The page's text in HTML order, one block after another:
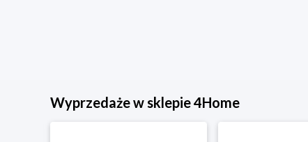
Wyprzedaże w sklepie 4Home